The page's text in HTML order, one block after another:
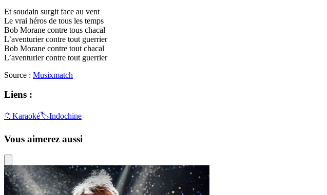
Et soudain surgit face au vent
Le vrai héros de tous les temps
Bob Morane contre tous chacal
L’aventurier contre tout guerrier
Bob Morane contre tout chacal
L’aventurier contre tout guerrier
Source : Musixmatch
Liens :
📁 Karaoké🏷️Indochine
Vous aimerez aussi